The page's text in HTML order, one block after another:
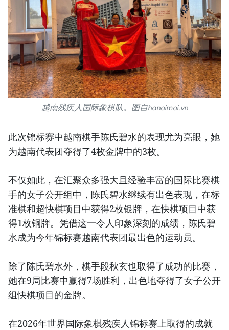
越南残疾人国际象棋队。图自hanoimoi.vn
此次锦标赛中越南棋手陈氏碧水的表现尤为亮眼，她
为越南代表团夺得了4枚金牌中的3枚。
不仅如此，在汇聚众多强大且经验丰富的国际比赛棋
手的女子公开组中，陈氏碧水继续有出色表现，在标
准棋和超快棋项目中获得2枚银牌，在快棋项目中获
得1枚铜牌。凭借这一令人印象深刻的成绩，陈氏碧
水成为今年锦标赛越南代表团最出色的运动员。
除了陈氏碧水外，棋手段秋玄也取得了成功的比赛，
她在9局比赛中赢得7场胜利，出色地夺得了女子公开
组快棋项目的金牌。
在2026年世界国际象棋残疾人锦标赛上取得的成就